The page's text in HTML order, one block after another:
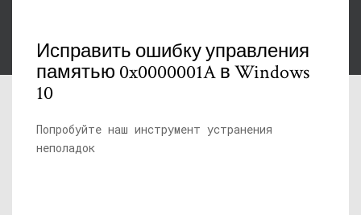
Исправить ошибку управления
памятью 0x0000001A в Windows
10
Попробуйте наш инструмент устранения
неполадок